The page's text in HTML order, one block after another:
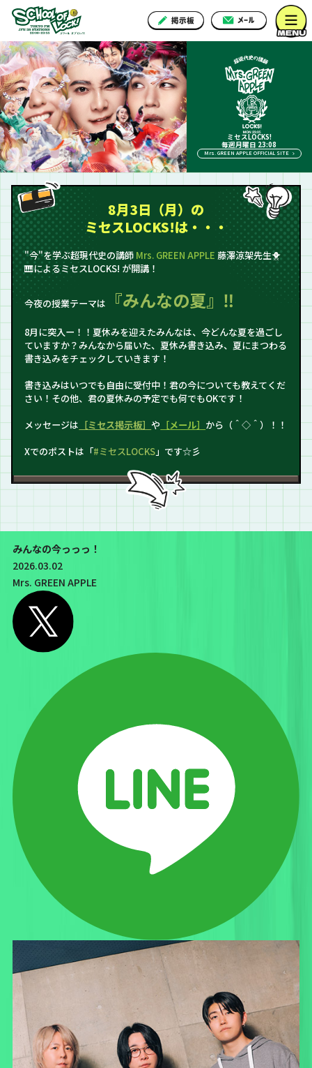
ミセスLOCKS!
毎週月曜日 23:08
Mrs. GREEN APPLE OFFICIAL SITE
8月3日（月）の
ミセスLOCKS!は・・・
"今"を学ぶ超現代史の講師 Mrs. GREEN APPLE 藤澤涼架先生🐥
🎹によるミセスLOCKS! が開講！
今夜の授業テーマは 『みんなの夏』‼
8月に突入ー！！夏休みを迎えたみんなは、今どんな夏を過ごし
ていますか？みんなから届いた、夏休み書き込み、夏にまつわる
書き込みをチェックしていきます！
書き込みはいつでも自由に受付中！君の今についても教えてくだ
さい！その他、君の夏休みの予定でも何でもOKです！
メッセージは ［ミセス掲示板］や ［メール］ から（＾◇＾）！！
Xでのポストは「#ミセスLOCKS」です☆彡
みんなの今っっっ！
2026.03.02
Mrs. GREEN APPLE